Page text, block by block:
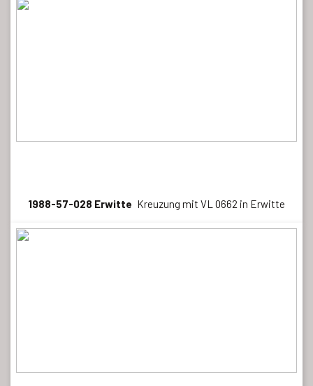
1988-57-028 Erwitte Kreuzung mit VL 0662 in Erwitte